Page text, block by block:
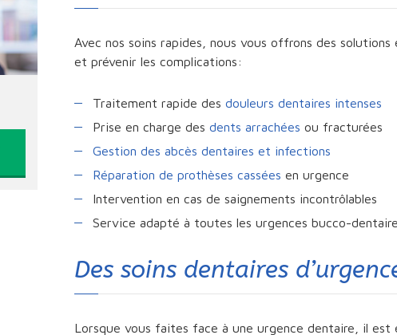
Avec nos soins rapides, nous vous offrons des
et prévenir les complications:
Traitement rapide desdouleurs dentaires intenses
Prise en charge desdents arrachées ou fracturées
Gestion des abcès dentaires et infections
Réparation de prothèses cassées en urgence
Intervention en cas de saignements incontrôlables
Service adapté à toutes les urgences bucco-
Des soins dentaires
Lorsque vous faites face à une urgence dentaire, il est